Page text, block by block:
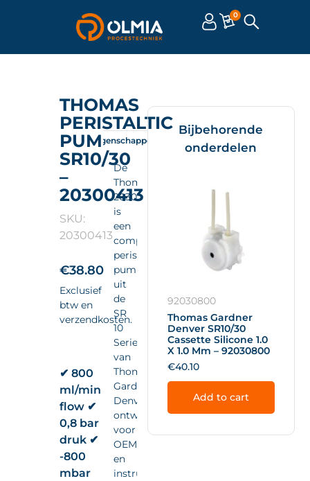
0
THOMAS
PERISTALTIC
PUMP
SR10/30
–
20300413
SKU:
20300413
€38.80
Exclusief
btw en
verzendkosten.
✔ 800
ml/min
flow ✔
0,8 bar
druk ✔
-800
mbar
Omschrijving Eigenschappen Documenten
De
Thomas
20300413
is
een
compacte
peristaltic
pump
uit
de
SR
10
Series
van
Thomas
Gardner
Denver,
ontwikkeld
voor
OEM-
en
instrumentintegratie.
Bijbehorende
onderdelen
92030800
Thomas Gardner
Denver SR10/30
Cassette Silicone 1.0
X 1.0 Mm – 92030800
€40.10
Add to cart